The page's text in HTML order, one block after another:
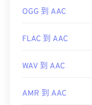
OGG 到 AAC
FLAC 到 AAC
WAV 到 AAC
AMR 到 AAC